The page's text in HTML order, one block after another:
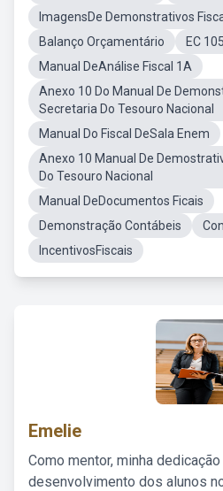
ImagensDe Demonstrativos
Balanço Orçamentário
EC
Manual DeAnálise Fiscal 1A
Anexo 10 Do Manual De
Secretaria Do Tesouro Nacional
Manual Do Fiscal DeSala Enem
Anexo 10 Manual De
Do Tesouro Nacional
Manual DeDocumentos Ficais
Demonstração Contábeis
IncentivosFiscais
Emelie
Como mentor, minha
desenvolvimento dos alunos